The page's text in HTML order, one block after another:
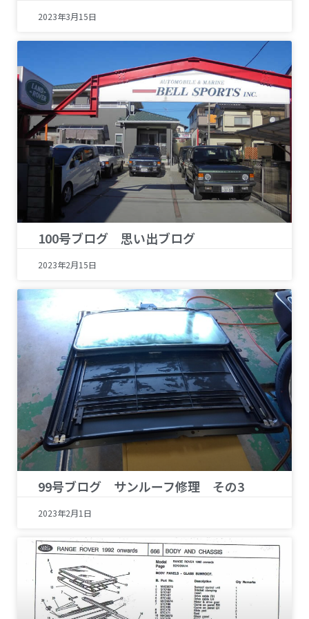
2023年3月15日
100号ブログ 思い出ブログ
2023年2月15日
99号ブログ サンルーフ修理 その3
2023年2月1日